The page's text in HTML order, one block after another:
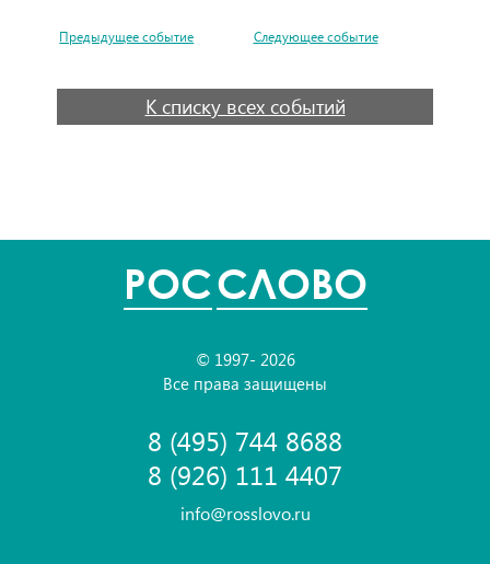
Предыдущее событие Следующее событие
К списку всех событий
POCСЛОВО
© 1997- 2026
Все права защищены
8 (495) 744 8688
8 (926) 111 4407
info@rosslovo.ru